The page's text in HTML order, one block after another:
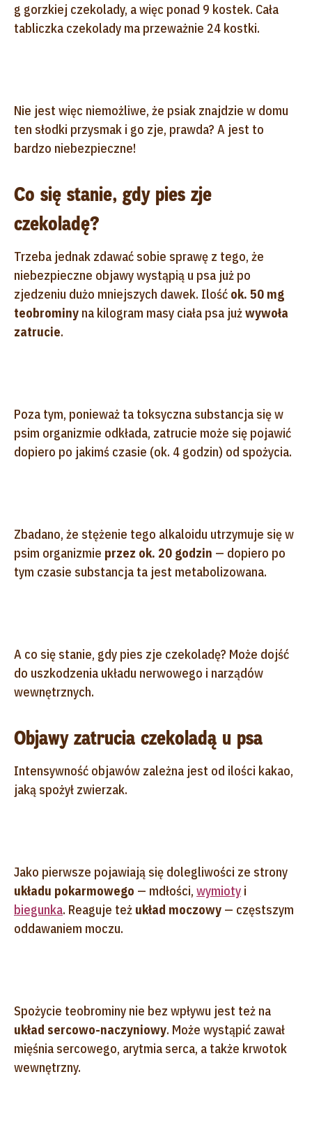
g gorzkiej czekolady, a więc ponad 9 kostek. Cała
tabliczka czekolady ma przeważnie 24 kostki.
Nie jest więc niemożliwe, że psiak znajdzie w domu
ten słodki przysmak i go zje, prawda? A jest to
bardzo niebezpieczne!
Co się stanie, gdy pies zje
czekoladę?
Trzeba jednak zdawać sobie sprawę z tego, że
niebezpieczne objawy wystąpią u psa już po
zjedzeniu dużo mniejszych dawek. Ilość ok. 50 mg
teobrominy na kilogram masy ciała psa jużwywoła
zatrucie.
Poza tym, ponieważ ta toksyczna substancja się w
psim organizmie odkłada, zatrucie może się pojawić
dopiero po jakimś czasie (ok. 4 godzin) od spożycia.
Zbadano, że stężenie tego alkaloidu utrzymuje się w
psim organizmie przez ok. 20 godzin — dopiero po
tym czasie substancja ta jest metabolizowana.
A co się stanie, gdy pies zje czekoladę? Może dojść
do uszkodzenia układu nerwowego i narządów
wewnętrznych.
Objawy zatrucia czekoladą u psa
Intensywność objawów zależna jest od ilości kakao,
jaką spożył zwierzak.
Jako pierwsze pojawiają się dolegliwości ze strony
układu pokarmowego — mdłości, wymioty i
biegunka. Reaguje też układ moczowy — częstszym
oddawaniem moczu.
Spożycie teobrominy nie bez wpływu jest też na
układ sercowo-naczyniowy. Może wystąpić zawał
mięśnia sercowego, arytmia serca, a także krwotok
wewnętrzny.